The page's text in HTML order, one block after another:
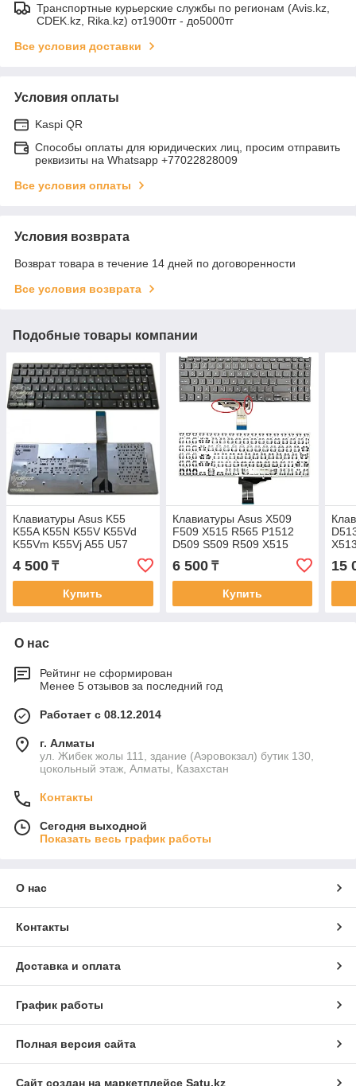
Транспортные курьерские службы по регионам (Avis.kz,
CDEK.kz, Rika.kz) от1900тг - до5000тг
Все условия доставки
Условия оплаты
Kaspi QR
Способы оплаты для юридических лиц, просим отправить
реквизиты на Whatsapp +77022828009
Все условия оплаты
Условия возврата
Возврат товара в течение 14 дней по договоренности
Все условия возврата
Подобные товары компании
Клавиатуры Asus K55
K55A K55N K55V K55Vd
K55Vm K55Vj A55 U57
X751L K55 K55A
клавиатура c EN/RU
раскладкой
4 500 ₸
Купить
Клавиатуры Asus X509
F509 X515 R565 P1512
D509 S509 R509 X515
клавиатура c RU/ EN
раскладкой без
подсветкой
6 500₸
Купить
15
О нас
Рейтинг не сформирован
Менее 5 отзывов за последний год
Работает с 08.12.2014
г. Алматы
ул. Жибек жолы 111, здание (Аэровокзал) бутик 130,
цокольный этаж, Алматы, Казахстан
Контакты
Сегодня выходной
Показать весь график работы
О нас
Контакты
Доставка и оплата
График работы
Полная версия сайта
Сайт создан на маркетплейсе Satu.kz